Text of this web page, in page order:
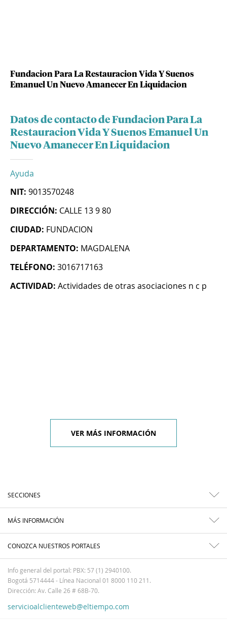
Fundacion Para La Restauracion Vida Y Suenos
Emanuel Un Nuevo Amanecer En Liquidacion
Datos de contacto de Fundacion Para La
Restauracion Vida Y Suenos Emanuel Un
Nuevo Amanecer En Liquidacion
Ayuda
NIT: 9013570248
DIRECCIÓN: CALLE 13 9 80
CIUDAD: FUNDACION
DEPARTAMENTO: MAGDALENA
TELÉFONO: 3016717163
ACTIVIDAD: Actividades de otras asociaciones n c p
VER MÁS INFORMACIÓN
SECCIONES
MÁS INFORMACIÓN
CONOZCA NUESTROS PORTALES
Info general del portal: PBX: 57 (1) 2940100.
Bogotá 5714444 - Línea Nacional 01 8000 110 211.
Dirección: Av. Calle 26 # 68B-70.
servicioalclienteweb@eltiempo.com